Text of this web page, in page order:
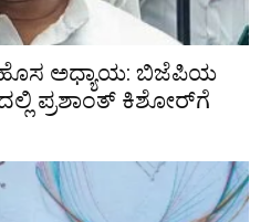
ಹೊಸ ಅಧ್ಯಾಯ: ಬಿಜೆಪಿಯ
ಪ್ರಶಾಂತ್ ಕಿಶೋರ್‌ಗೆ